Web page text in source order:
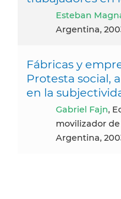
Esteban
Argentina,
Fábricas y
Protesta social,
en la
Gabriel Fajn,
movilizador
Argentina,